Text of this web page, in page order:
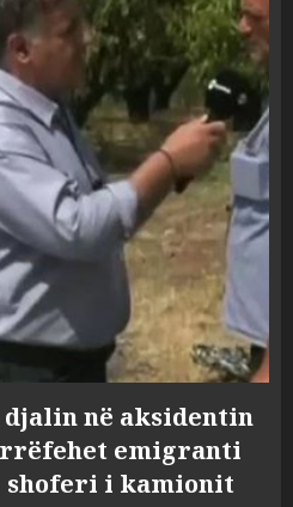
në aksidentin
emigranti
shoferi i kamionit